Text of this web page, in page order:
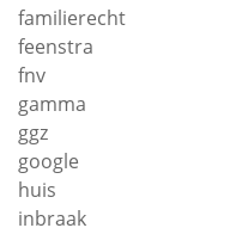
familierecht
feenstra
fnv
gamma
ggz
google
huis
inbraak